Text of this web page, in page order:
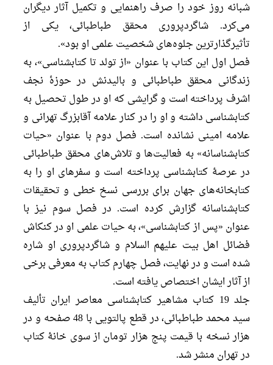
شبانه روز خود را صرف راهنمایی و تکمیل آثار دیگران
می‌کرد. شاگردپروری محقق طباطبائی، یکی از
تأثیرگذارترین جلوه‌های شخصیت علمی او بود».
فصل اول این کتاب با عنوان «از تولد تا کتابشناسی»، به
زندگانی محقق طباطبائی و بالیدنش در حوزۀ نجف
اشرف پرداخته است و گرایشی که او در طول تحصیل به
کتابشناسی داشته و او را در کنار علامه آقابزرگ تهرانی و
علامه امینی نشانده است. فصل دوم با عنوان «حیات
کتابشناسانه» به فعالیت‌ها و تلاش‌های محقق طباطبائی
در عرصۀ کتابشناسی پرداخته است و سفرهای او را به
کتابخانه‌های جهان برای بررسی نسخ خطی و تحقیقات
کتابشناسانه گزارش کرده است. در فصل سوم نیز با
عنوان «پس از کتابشناسی»، به حیات علمی او در کنکاش
فضائل اهل بیت علیهم السلام و شاگردپروری او شاره
شده است و در نهایت، فصل چهارم کتاب به معرفی برخی
از آثار ایشان اختصاص یافته است.
جلد 19 کتاب مشاهیر کتابشناسی معاصر ایران تألیف
سید محمد طباطبائی، در قطع پالتویی با 48 صفحه و در
هزار نسخه با قیمت پنج هزار تومان از سوی خانۀ کتاب
در تهران منشر شد.